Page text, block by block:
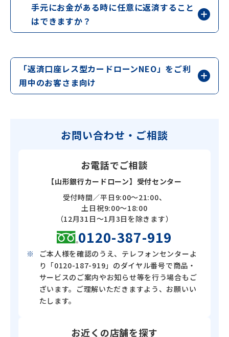
手元にお金がある時に任意に返済すること
はできますか？
「返済口座レス型カードローンNEO」をご利
用中のお客さま向け
お問い合わせ・ご相談
お電話でご相談
【山形銀行カードローン】受付センター
受付時間／平日9:00～21:00、
土日祝9:00～18:00
（12月31日～1月3日を除きます）
0120-387-919
ご本人様を確認のうえ、テレフォンセンターよ
り「0120-187-919」のダイヤル番号で商品・
サービスのご案内やお知らせ等を行う場合もご
ざいます。ご理解いただきますよう、お願いい
たします。
お近くの店舗を探す